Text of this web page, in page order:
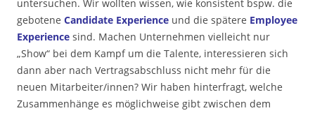
untersuchen. Wir wollten wissen, wie konsistent bspw. die
gebotene Candidate Experience und die spätere Employee
Experience sind. Machen Unternehmen vielleicht nur
„Show“ bei dem Kampf um die Talente, interessieren sich
dann aber nach Vertragsabschluss nicht mehr für die
neuen Mitarbeiter/innen? Wir haben hinterfragt, welche
Zusammenhänge es möglichweise gibt zwischen dem